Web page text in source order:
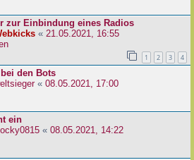
zur Einbindung eines Radios
« 21.05.2021, 16:55
1 2 3 4
den Bots
« 08.05.2021, 17:00
ein
« 08.05.2021, 14:22